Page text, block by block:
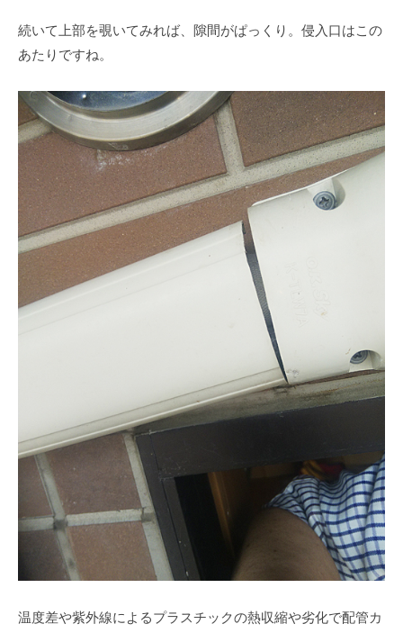
続いて上部を覗いてみれば、隙間がぱっくり。侵入口はこの
あたりですね。
温度差や紫外線によるプラスチックの熱収縮や劣化で配管カ